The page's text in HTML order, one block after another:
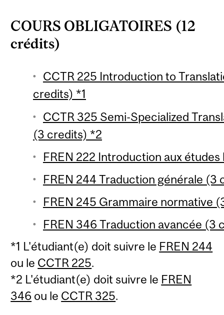
COURS OBLIGATOIRES (12
crédits)
CCTR 225 Introduction to
credits) *1
CCTR 325 Semi-Specialized
(3 credits) *2
FREN 222 Introduction aux
FREN 244 Traduction générale (3
FREN 245 Grammaire normative
FREN 346 Traduction avancée (3
*1 L'étudiant(e) doit suivre le FREN 244
ou le CCTR 225.
*2 L'étudiant(e) doit suivre le FREN
346 ou le CCTR 325.